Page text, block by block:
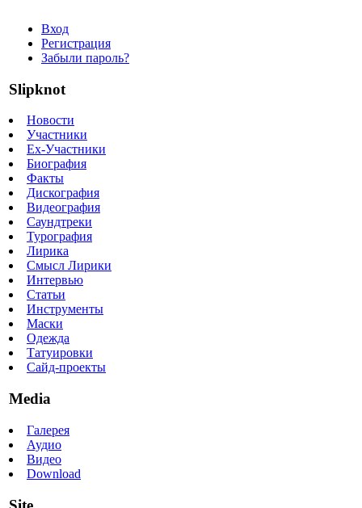
Вход
Регистрация
Забыли пароль?
Slipknot
Новости
Участники
Ex-Участники
Биография
Факты
Дискография
Видеография
Саундтреки
Турография
Лирика
Смысл Лирики
Интервью
Статьи
Инструменты
Маски
Одежда
Татуировки
Сайд-проекты
Media
Галерея
Аудио
Видео
Download